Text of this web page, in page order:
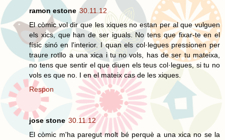
ramon estone 30.11.12
El còmic vol dir que les xiques no estan per al que vulguen
els xics, que han de ser iguals. No tens que fixar-te en el
físic sinó en l'interior. I quan els col·legues pressionen per
traure rotllo a una xica i tu no vols, has de ser tu mateixa,
no tens que sentir el que diuen els teus col·legues, si tu no
vols es que no. I en el mateix cas de les xiques.
Respon
jose stone 30.11.12
El còmic m'ha paregut molt bé perquè a una xica no se la